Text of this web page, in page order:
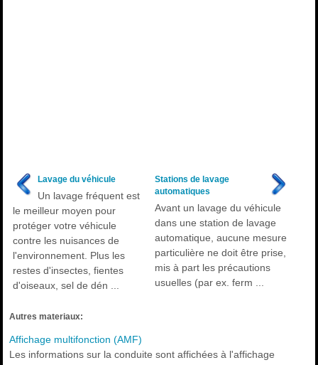
Lavage du véhicule
Un lavage fréquent est
le meilleur moyen pour
protéger votre véhicule
contre les nuisances de
l'environnement. Plus les
restes d'insectes, fientes
d'oiseaux, sel de dén ...
Stations de lavage
automatiques
Avant un lavage du véhicule
dans une station de lavage
automatique, aucune mesure
particulière ne doit être prise,
mis à part les précautions
usuelles (par ex. ferm ...
Autres materiaux:
Affichage multifonction (AMF)
Les informations sur la conduite sont affichées à l'affichage